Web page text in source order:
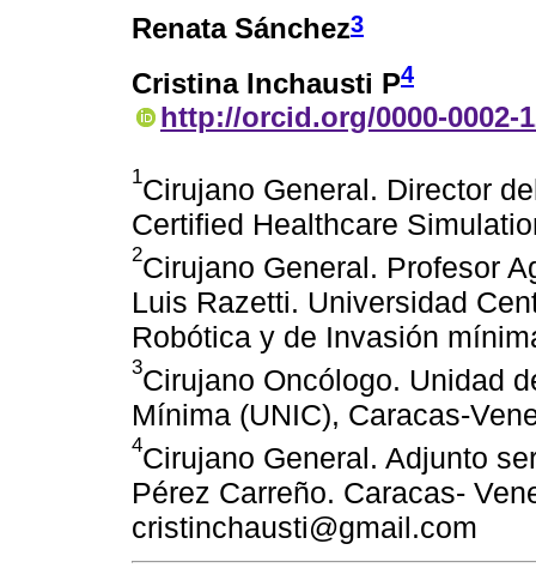
Renata Sánchez3
Cristina Inchausti P4
http://orcid.org/0000-0002-
1Cirujano General. Director
Certified Healthcare
2Cirujano General. Profesor
Luis Razetti. Universidad
Robótica y de Invasión
3Cirujano Oncólogo. Unidad
Mínima (UNIC), Caracas-
4Cirujano General. Adjunto
Pérez Carreño. Caracas-
cristinchausti@gmail.com